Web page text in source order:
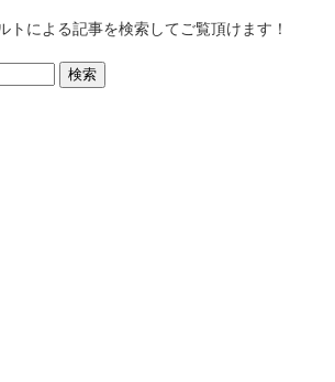
トによる記事を検索してご覧頂けます！